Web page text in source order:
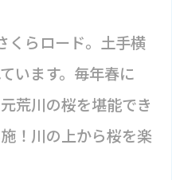
くらロード。土手横
います。毎年春に
荒川の桜を堪能でき
！川の上から桜を楽